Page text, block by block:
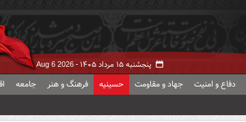
پنجشنبه ۱۵ مرداد ۱۴۰۵ - Aug 6 2026
دفاع و امنیت جهاد و مقاومت حسینیه فرهنگ و هنر جامعه